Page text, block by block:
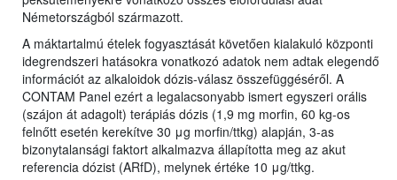
Németországból származott.
A máktartalmú ételek fogyasztását követően kialakuló központi
idegrendszeri hatásokra vonatkozó adatok nem adtak elegendő
információt az alkaloidok dózis-válasz összefüggéséről. A
CONTAM Panel ezért a legalacsonyabb ismert egyszeri orális
(szájon át adagolt) terápiás dózis (1,9 mg morfin, 60 kg-os
felnőtt esetén kerekítve 30 μg morfin/ttkg) alapján, 3-as
bizonytalansági faktort alkalmazva állapította meg az akut
referencia dózist (ARfD), melynek értéke 10 μg/ttkg.